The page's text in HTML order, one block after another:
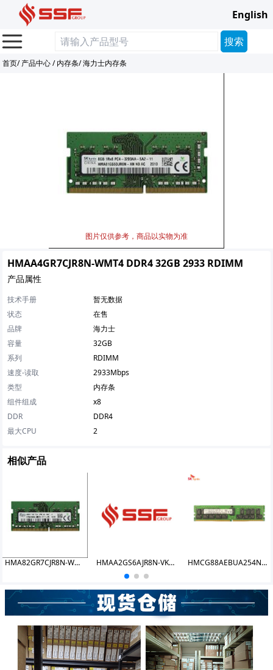
English
首页/产品中心/内存条/海力士内存条
图片仅供参考，商品以实物为准
HMAA4GR7CJR8N-WMT4 DDR4 32GB 2933 RDIMM
产品属性
技术手册
暂无数据
状态
在售
品牌
海力士
容量
32GB
系列
RDIMM
速度-读取
2933Mbps
类型
内存条
组件组成
x8
DDR
DDR4
最大CPU
2
相似产品
HMA82GR7CJR8N-WMT4 DDR4 16GB 2933 RDIMM HMAA2GS6AJR8N-VKN0 HMCG88AEBUA254N UDIMM 32GB 4800